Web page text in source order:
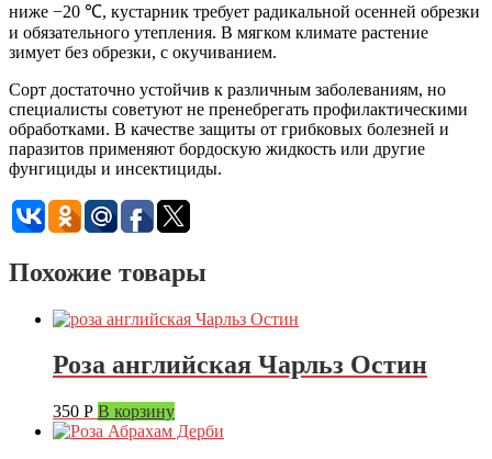
ниже −20 ℃, кустарник требует радикальной осенней обрезки
и обязательного утепления. В мягком климате растение
зимует без обрезки, с окучиванием.
Сорт достаточно устойчив к различным заболеваниям, но
специалисты советуют не пренебрегать профилактическими
обработками. В качестве защиты от грибковых болезней и
паразитов применяют бордоскую жидкость или другие
фунгициды и инсектициды.
Похожие товары
Роза английская Чарльз Остин
350 Р В корзину